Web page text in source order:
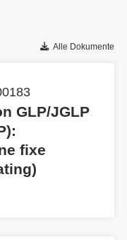
Alle Dokumente
GLP/JGLP
fixe